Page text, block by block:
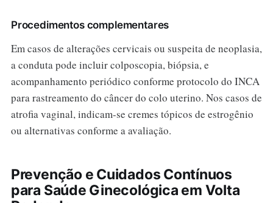
Procedimentos complementares
Em casos de alterações cervicais ou suspeita de neoplasia,
a conduta pode incluir colposcopia, biópsia, e
acompanhamento periódico conforme protocolo do INCA
para rastreamento do câncer do colo uterino. Nos casos de
atrofia vaginal, indicam-se cremes tópicos de estrogênio
ou alternativas conforme a avaliação.
Prevenção e Cuidados Contínuos
para Saúde Ginecológica em Volta